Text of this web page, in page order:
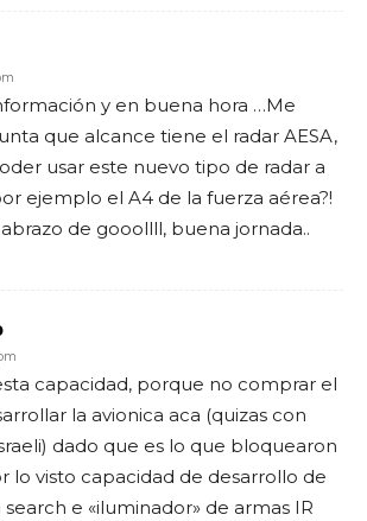
y en buena hora …Me
que alcance tiene el radar AESA,
usar este nuevo tipo de radar a
ejemplo el A4 de la fuerza aérea?!
de gooollll, buena jornada..
capacidad, porque no comprar el
la avionica aca (quizas con
dado que es lo que bloquearon
lo visto capacidad de desarrollo de
search e «iluminador» de armas IR